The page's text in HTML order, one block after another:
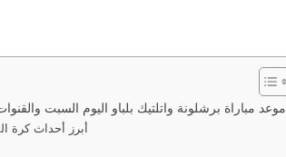
موعد مباراة برشلونة واتلتيك بلباو اليوم السبت والقنوات الناقلة 💥
أبرز أحداث كرة